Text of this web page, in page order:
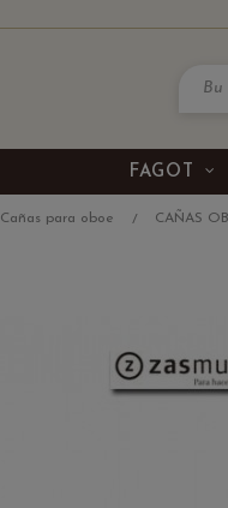
FAGOT
Cañas para oboe CAÑAS